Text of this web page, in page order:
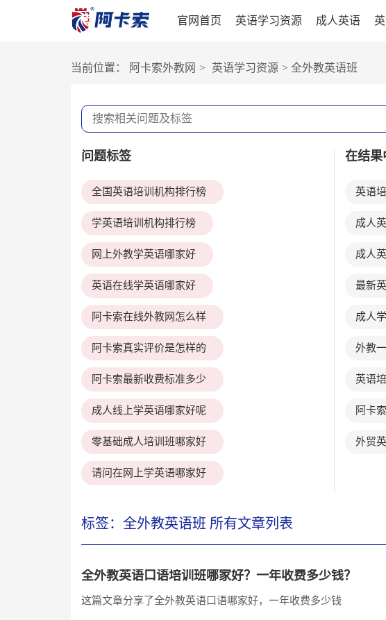
官网首页 英语学习资源 成人英语
当前位置： 阿卡索外教网 > 英语学习资源 > 全外教英语班
问题标签
全国英语培训机构排行榜
学英语培训机构排行榜
网上外教学英语哪家好
英语在线学英语哪家好
阿卡索在线外教网怎么样
阿卡索真实评价是怎样的
阿卡索最新收费标准多少
成人线上学英语哪家好呢
零基础成人培训班哪家好
请问在网上学英语哪家好
在结果
英语
成人
成人
最新
成人
外教
英语
阿卡
外贸
标签：全外教英语班 所有文章列表
全外教英语口语培训班哪家好？一年收费多少钱？
这篇文章分享了全外教英语口语哪家好，一年收费多少钱